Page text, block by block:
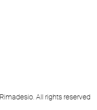
All rights reserved